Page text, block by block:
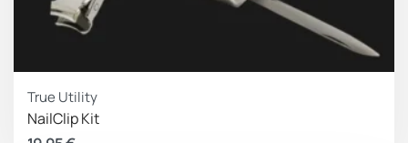
True Utility
NailClip Kit